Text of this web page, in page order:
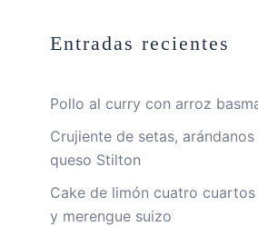
Entradas recientes
Pollo al curry con arroz
Crujiente de setas,
queso Stilton
Cake de limón cuatro
y merengue suizo